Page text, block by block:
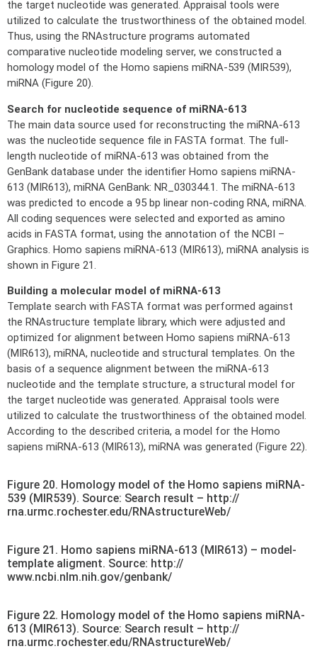
the target nucleotide was generated. Appraisal tools were
utilized to calculate the trustworthiness of the obtained model.
Thus, using the RNAstructure programs automated
comparative nucleotide modeling server, we constructed a
homology model of the Homo sapiens miRNA-539 (MIR539),
miRNA (Figure 20).
Search for nucleotide sequence of miRNA-613
The main data source used for reconstructing the miRNA-613
was the nucleotide sequence file in FASTA format. The full-
length nucleotide of miRNA-613 was obtained from the
GenBank database under the identifier Homo sapiens miRNA-
613 (MIR613), miRNA GenBank: NR_030344.1. The miRNA-613
was predicted to encode a 95 bp linear non-coding RNA, miRNA.
All coding sequences were selected and exported as amino
acids in FASTA format, using the annotation of the NCBI –
Graphics. Homo sapiens miRNA-613 (MIR613), miRNA analysis is
shown in Figure 21.
Building a molecular model of miRNA-613
Template search with FASTA format was performed against
the RNAstructure template library, which were adjusted and
optimized for alignment between Homo sapiens miRNA-613
(MIR613), miRNA, nucleotide and structural templates. On the
basis of a sequence alignment between the miRNA-613
nucleotide and the template structure, a structural model for
the target nucleotide was generated. Appraisal tools were
utilized to calculate the trustworthiness of the obtained model.
According to the described criteria, a model for the Homo
sapiens miRNA-613 (MIR613), miRNA was generated (Figure 22).
Figure 20. Homology model of the Homo sapiens miRNA-
539 (MIR539). Source: Search result – http://
rna.urmc.rochester.edu/RNAstructureWeb/
Figure 21. Homo sapiens miRNA-613 (MIR613) – model-
template aligment. Source: http://
www.ncbi.nlm.nih.gov/genbank/
Figure 22. Homology model of the Homo sapiens miRNA-
613 (MIR613). Source: Search result – http://
rna.urmc.rochester.edu/RNAstructureWeb/